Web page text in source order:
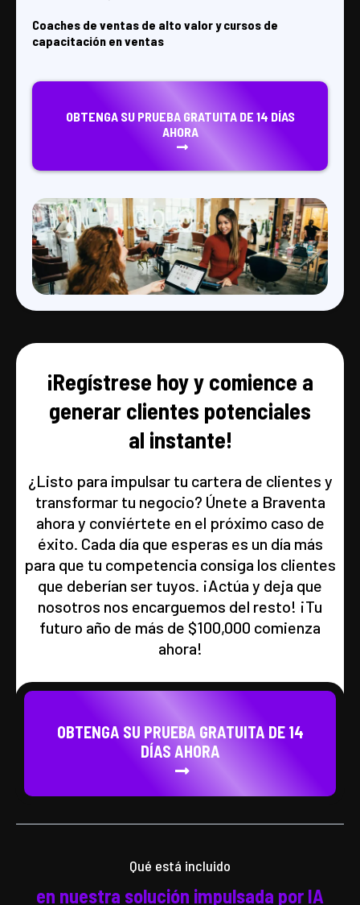
Coaches de ventas de alto valor y cursos de
capacitación en ventas
OBTENGA SU PRUEBA GRATUITA DE 14 DÍAS
AHORA
¡Regístrese hoy y comience a
generar clientes potenciales
al instante!
¿Listo para impulsar tu cartera de clientes y
transformar tu negocio? Únete a Braventa
ahora y conviértete en el próximo caso de
éxito. Cada día que esperas es un día más
para que tu competencia consiga los clientes
que deberían ser tuyos. ¡Actúa y deja que
nosotros nos encarguemos del resto! ¡Tu
futuro año de más de $100,000 comienza
ahora!
OBTENGA SU PRUEBA GRATUITA DE 14
DÍAS AHORA
Qué está incluido
en nuestra solución impulsada por IA